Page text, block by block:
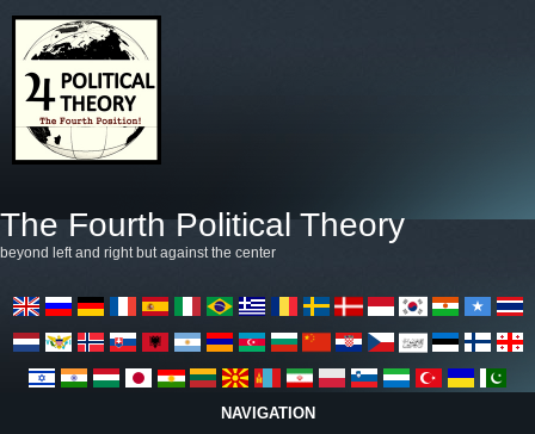
The Fourth Political Theory
beyond left and right but against the center
NAVIGATION